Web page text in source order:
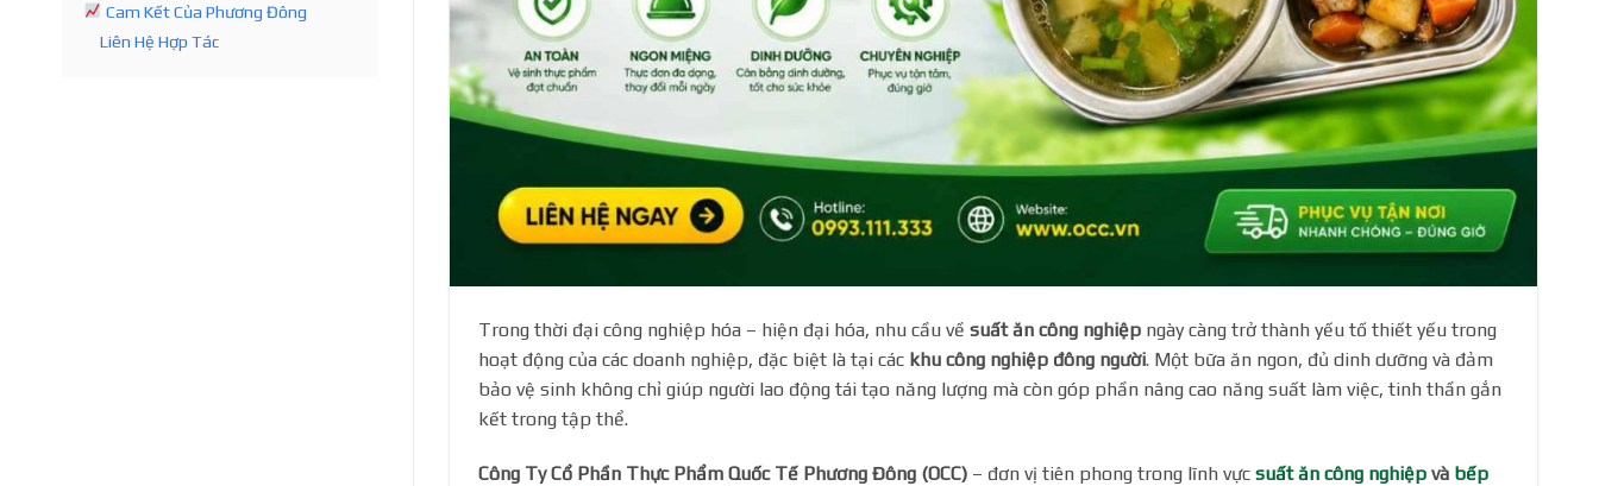
Cam Kết Của Phương Đông
Liên Hệ Hợp Tác
Trong thời đại công nghiệp hóa – hiện đại hóa, nhu cầu về suất ăn công nghiệp ngày càng trở thành yếu tố thiết yếu trong
hoạt động của các doanh nghiệp, đặc biệt là tại các khu công nghiệp đông người. Một bữa ăn ngon, đủ dinh dưỡng và đảm
bảo vệ sinh không chỉ giúp người lao động tái tạo năng lượng mà còn góp phần nâng cao năng suất làm việc, tinh thần gắn
kết trong tập thể.
Công Ty Cổ Phần Thực Phẩm Quốc Tế Phương Đông (OCC) – đơn vị tiên phong trong lĩnh vực suất ăn công nghiệp và bếp